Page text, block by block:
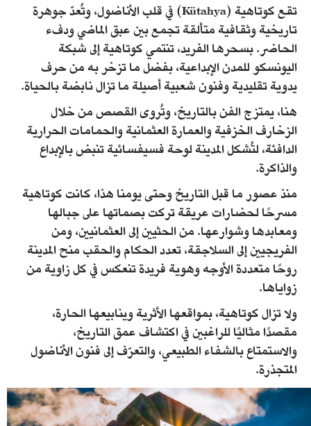
تقع كوتاهية (Kütahya) في قلب الأناضول، وتُعدّ جوهرة
تاريخية وثقافية متألقة تجمع بين عبق الماضي ودفء
الحاضر. بسحرها الفريد، تنتمي كوتاهية إلى شبكة
اليونسكو للمدن الإبداعية، بفضل ما تزخر به من حرف
يدوية تقليدية وفنون شعبية أصيلة ما تزال نابضة بالحياة.
هنا، يمتزج الفن بالتاريخ، وتُروى القصص من خلال
الزخارف الخزفية والعمارة العثمانية والحمامات الحرارية
الدافئة، لتُشكل المدينة لوحة فسيفسائية تنبض بالإبداع
والذاكرة.
منذ عصور ما قبل التاريخ وحتى يومنا هذا، كانت كوتاهية
مسرحًا لحضارات عريقة تركت بصماتها على جبالها
ومعابدها وشوارعها. من الحثيين إلى العثمانيين، ومن
الفريجيين إلى السلاجقة، تعدد الحكام والحقب منح المدينة
روحًا متعددة الأوجه وهوية فريدة تنعكس في كل زاوية من
زواياها.
ولا تزال كوتاهية، بمواقعها الأثرية وينابيعها الحارة،
مقصدًا مثاليًا للراغبين في اكتشاف عمق التاريخ،
والاستمتاع بالشفاء الطبيعي، والتعرّف إلى فنون الأناضول
المتجذرة.
kutahyaaizanoiancientcity5304x7952px300-dpi-
icerik_1.jpg